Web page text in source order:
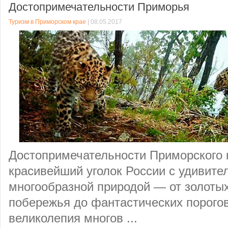
Достопримечательности Приморья
Туризм в Приморском крае | 08.05.2017
Достопримечательности
красивейший уголок России с
многообразной природой — от
побережья до фантастических
великолепия многов ...